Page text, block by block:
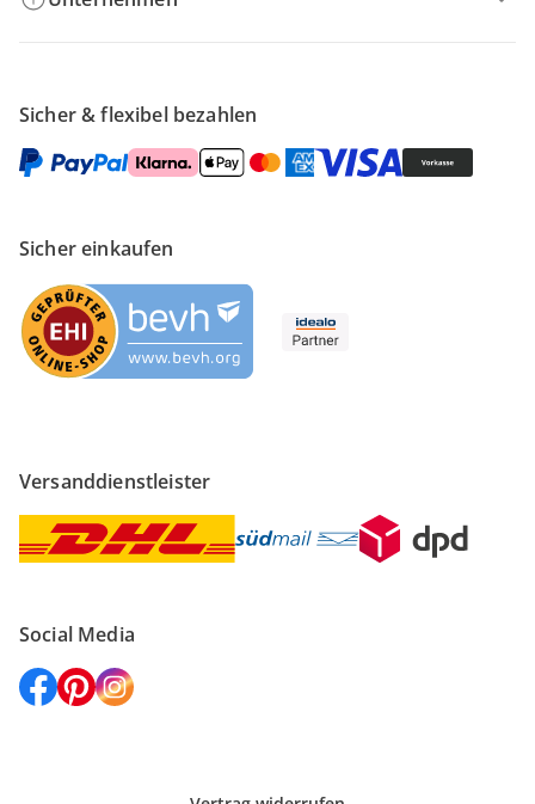
Sicher & flexibel bezahlen
Sicher einkaufen
Versanddienstleister
Social Media